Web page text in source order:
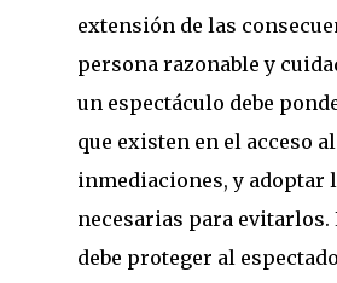
extensión de las
persona razonable y
un espectáculo debe
que existen en el acceso
inmediaciones, y adoptar
necesarias para
debe proteger al